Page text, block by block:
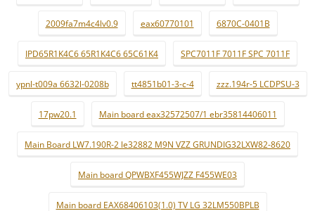
2009fa7m4c4lv0.9 eax60770101 6870C-0401B
IPD65R1K4C6 65R1K4C6 65C61K4 SPC7011F 7011F SPC 7011F
ypnl-t009a 6632l-0208b tt4851b01-3-c-4 zzz.194r-5 LCDPSU-3
17pw20.1 Main board eax32572507/1 ebr35814406011
Main Board LW7.190R-2 le32882 M9N VZZ GRUNDIG32LXW82-8620
Main board QPWBXF455WJZZ F455WE03
Main board EAX68406103(1.0) TV LG 32LM550BPLB